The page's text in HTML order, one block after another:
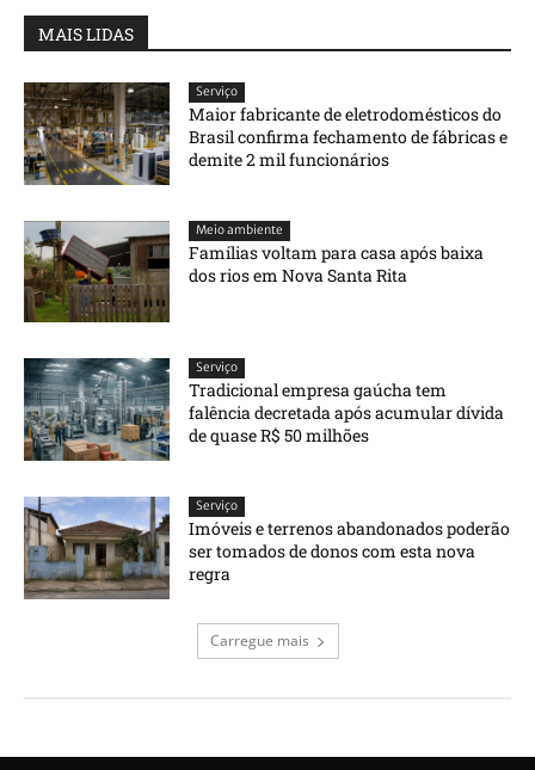
MAIS LIDAS
Serviço
Maior fabricante de eletrodomésticos do
Brasil confirma fechamento de fábricas e
demite 2 mil funcionários
Meio ambiente
Famílias voltam para casa após baixa
dos rios em Nova Santa Rita
Serviço
Tradicional empresa gaúcha tem
falência decretada após acumular dívida
de quase R$ 50 milhões
Serviço
Imóveis e terrenos abandonados poderão
ser tomados de donos com esta nova
regra
Carregue mais